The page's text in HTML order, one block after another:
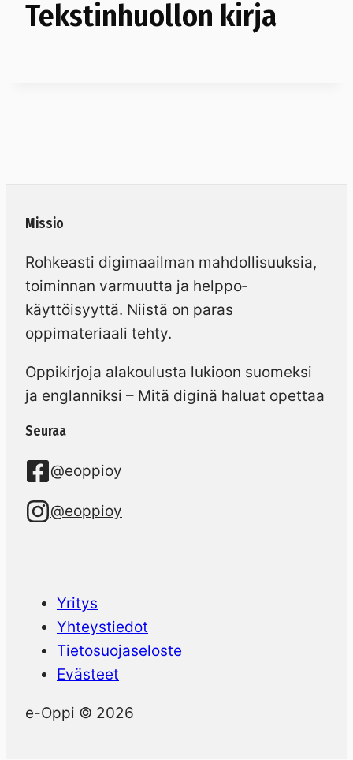
Tekstinhuollon kirja
Missio
Rohkeasti digimaailman mahdollisuuksia,
toiminnan varmuutta ja helppo­
käyttöisyyttä. Niistä on paras
oppimateriaali tehty.
Oppikirjoja alakoulusta lukioon suomeksi
ja englanniksi – Mitä diginä haluat opettaa
Seuraa
@eoppioy
@eoppioy
Yritys
Yhteystiedot
Tietosuojaseloste
Evästeet
e-Oppi © 2026